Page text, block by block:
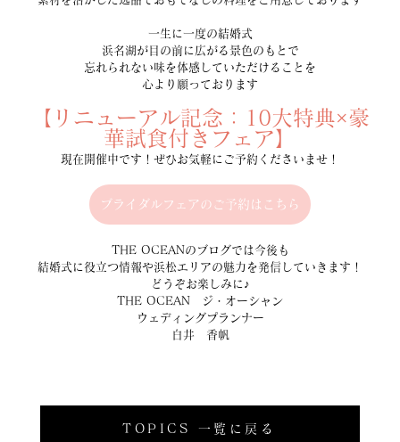
TOPICS 一覧に戻る
一生に一度の結婚式
浜名湖が目の前に広がる景色のもとで
忘れられない味を体感していただけることを
心より願っております
【リニューアル記念：10大特典×豪
華試食付きフェア】
現在開催中です！ぜひお気軽にご予約くださいませ！
ブライダルフェアのご予約はこちら
THE OCEANのブログでは今後も
結婚式に役立つ情報や浜松エリアの魅力を発信していきます！
どうぞお楽しみに♪
THE OCEAN　ジ・オーシャン
ウェディングプランナー
白井　香帆